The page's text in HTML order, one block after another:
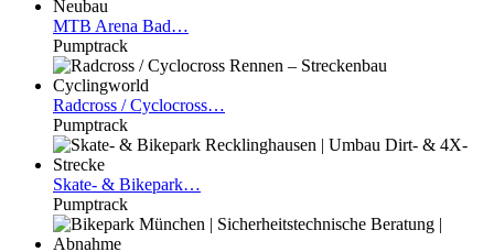
MTB Arena Bad…
Pumptrack
Radcross / Cyclocross…
Pumptrack
Skate- & Bikepark…
Pumptrack